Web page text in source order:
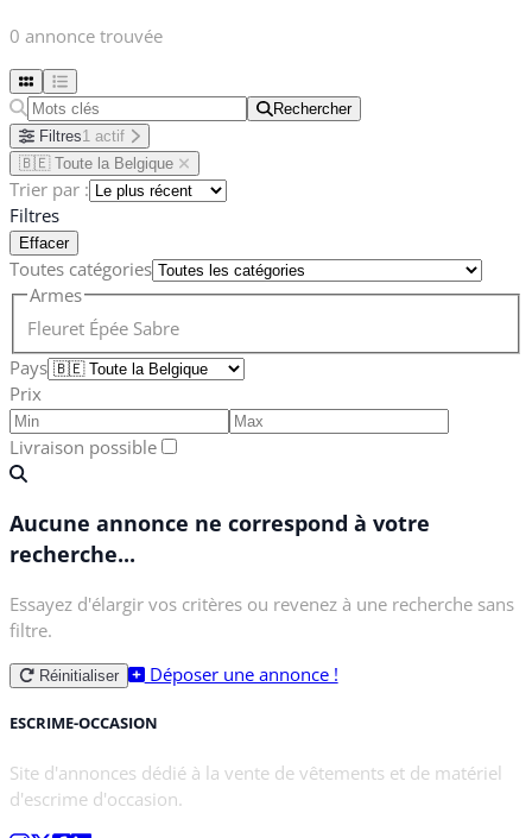
0 annonce trouvée
Rechercher
Rechercher
Filtres1 actif
🇧🇪 Toute la Belgique
Trier par :
Filtres
Effacer
Toutes catégories
Armes
Fleuret Épée Sabre
Pays
Prix
Livraison possible
Aucune annonce ne correspond à votre
recherche...
Essayez d'élargir vos critères ou revenez à une recherche sans
filtre.
Réinitialiser Déposer une annonce !
ESCRIME-OCCASION
Site d'annonces dédié à la vente de vêtements et de matériel
d'escrime d'occasion.